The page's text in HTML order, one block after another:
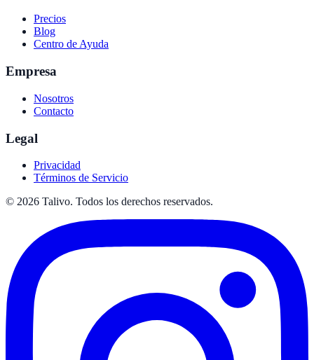
Precios
Blog
Centro de Ayuda
Empresa
Nosotros
Contacto
Legal
Privacidad
Términos de Servicio
© 2026 Talivo. Todos los derechos reservados.